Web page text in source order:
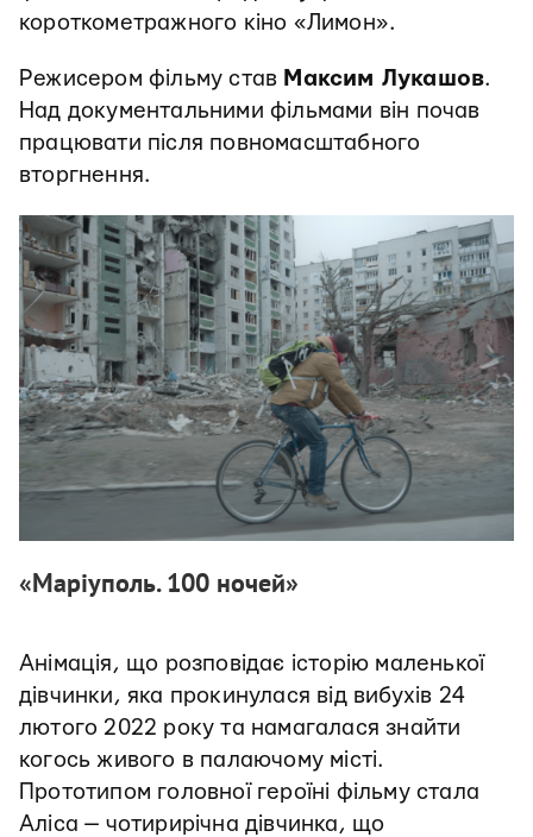
короткометражного кіно «Лимон».
Режисером фільму став Максим Лукашов.
Над документальними фільмами він почав
працювати після повномасштабного
вторгнення.
«Маріуполь. 100 ночей»
Анімація, що розповідає історію маленької
дівчинки, яка прокинулася від вибухів 24
лютого 2022 року та намагалася знайти
когось живого в палаючому місті.
Прототипом головної героїні фільму стала
Аліса — чотирирічна дівчинка, що